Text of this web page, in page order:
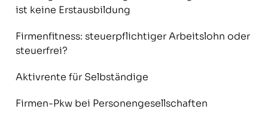
ist keine Erstausbildung
Firmenfitness: steuerpflichtiger Arbeitslohn oder
steuerfrei?
Aktivrente für Selbständige
Firmen-Pkw bei Personengesellschaften